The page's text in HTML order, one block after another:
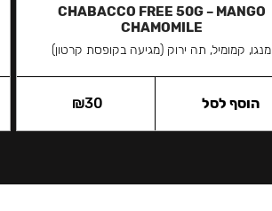
CHABACCO FREE 50G – MANGO
CHAMOMILE
מנגו, קמומיל, תה ירוק (מגיעה בקופסת קרטון)
₪30 הוסף לסל